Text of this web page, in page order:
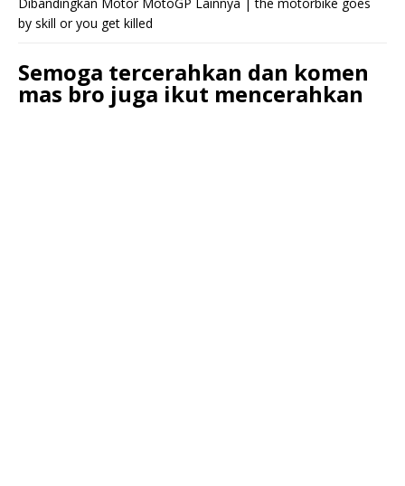
by skill or you get killed
Semoga tercerahkan dan komen
mas bro juga ikut mencerahkan